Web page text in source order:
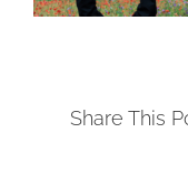
Share This